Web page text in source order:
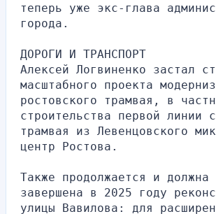
теперь уже экс-глава
города.
ДОРОГИ И ТРАНСПОРТ
Алексей Логвиненко застал
масштабного проекта
ростовского трамвая, в
строительства первой линии
трамвая из Левенцовского
центр Ростова.
Также продолжается и должна
завершена в 2025 году
улицы Вавилова: для